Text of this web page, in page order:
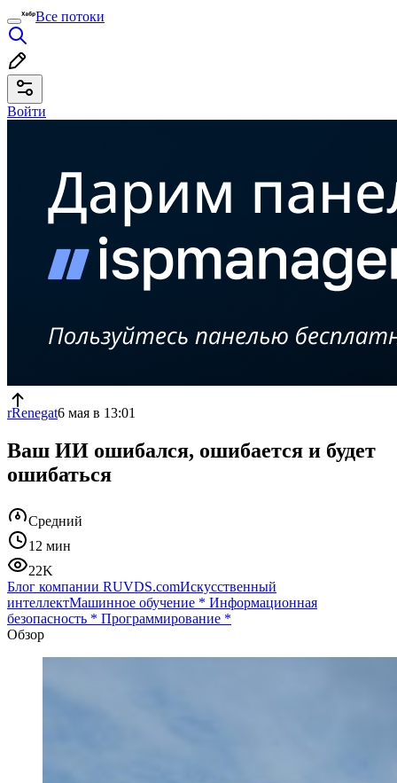
Все потоки
Войти
rRenegat6 мая в 13:01
Ваш ИИ ошибался, ошибается и будет
ошибаться
Средний
12 мин
22K
Блог компании RUVDS.comИскусственный
интеллектМашинное обучение * Информационная
безопасность * Программирование *
Обзор